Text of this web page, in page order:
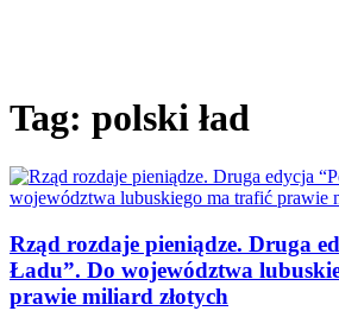
Tag: polski ład
Rząd rozdaje pieniądze. Druga
Ładu”. Do województwa
prawie miliard złotych